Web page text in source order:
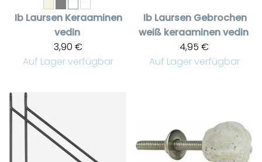
Ib Laursen Keraaminen
vedin
3,90 €
Auf Lager verfügbar
Ib Laursen Gebrochen
weiß keraaminen vedin
4,95 €
Auf Lager verfügbar